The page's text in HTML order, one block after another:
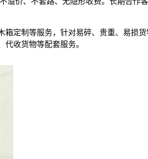
定制等服务，针对易碎、贵重、易损
收货物等配套服务。